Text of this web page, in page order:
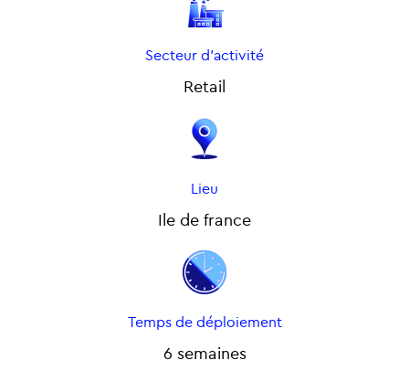
Secteur d'activité
Retail
Lieu
Ile de france
Temps de déploiement
6 semaines